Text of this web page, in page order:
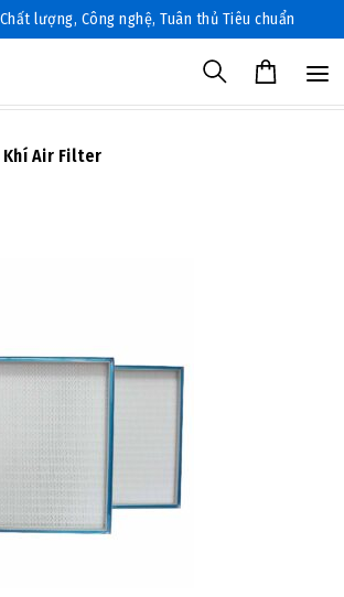
lượng, Công nghệ, Tuân thủ Tiêu chuẩn
Khí Air Filter